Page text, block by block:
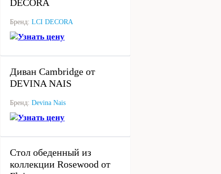
DECORA
Бренд: LCI DECORA
Узнать цену
Диван Cambridge от
DEVINA NAIS
Бренд: Devina Nais
Узнать цену
Стол обеденный из
коллекции Rosewood от